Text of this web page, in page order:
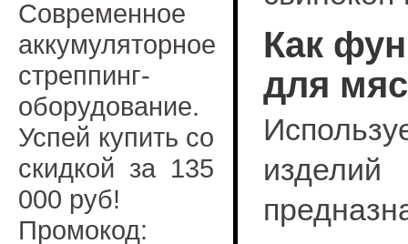
Современное
аккумуляторное
стреппинг-
оборудование.
Успей купить со
скидкой за 135
000 руб!
Промокод:
Как
для